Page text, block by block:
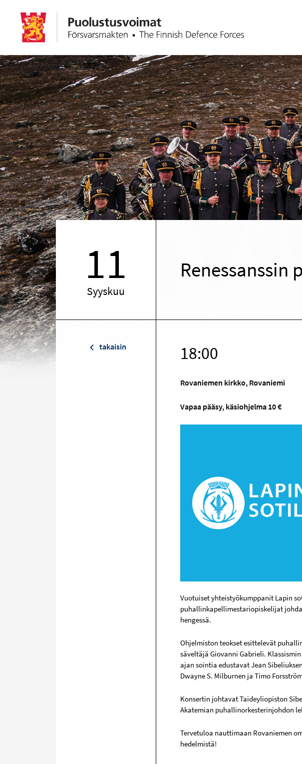
11
Syyskuu
Renessanssin
takaisin 18:00
Rovaniemen kirkko, Rovaniemi
Vapaa pääsy, käsiohjelma 10 €
Vuotuiset yhteistyökumppanit Lapin
puhallinkapellimestariopiskelijat
hengessä.
Ohjelmiston teokset esittelevät
säveltäjä Giovanni Gabrieli.
ajan sointia edustavat Jean
Dwayne S. Milburnen ja Timo
Konsertin johtavat Taideyliopiston
Akatemian puhallinorkesterinjohdon
Tervetuloa nauttimaan Rovaniemen
hedelmistä!